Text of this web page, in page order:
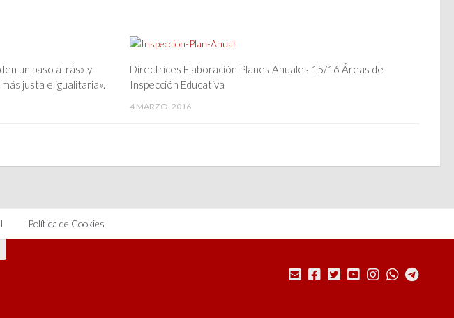
un paso atrás» y
justa e igualitaria».
Directrices Elaboración Planes Anuales 15/16 Áreas de
Inspección Educativa
4 MARZO, 2016
Política de Cookies